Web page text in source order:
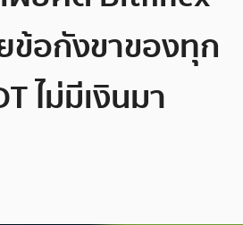
ข้อกังขาของทุก
ไม่มีเงินมา